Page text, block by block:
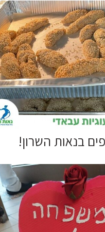
בנאות השרון!